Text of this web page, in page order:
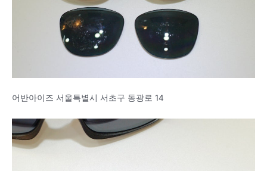
어반아이즈 서울특별시 서초구 동광로 14